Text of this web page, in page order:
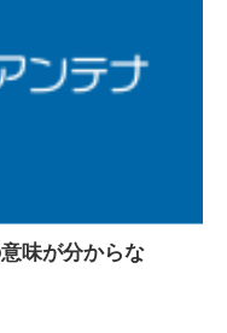
味が分からな